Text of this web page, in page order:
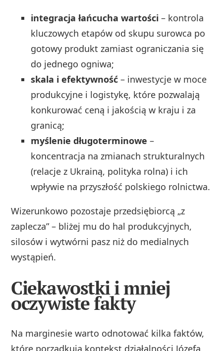
integracja łańcucha wartości – kontrola
kluczowych etapów od skupu surowca po
gotowy produkt zamiast ograniczania się
do jednego ogniwa;
skala i efektywność – inwestycje w moce
produkcyjne i logistykę, które pozwalają
konkurować ceną i jakością w kraju i za
granicą;
myślenie długoterminowe –
koncentracja na zmianach strukturalnych
(relacje z Ukrainą, polityka rolna) i ich
wpływie na przyszłość polskiego rolnictwa.
Wizerunkowo pozostaje przedsiębiorcą „z
zaplecza” – bliżej mu do hal produkcyjnych,
silosów i wytwórni pasz niż do medialnych
wystąpień.
Ciekawostki i mniej
oczywiste fakty
Na marginesie warto odnotować kilka faktów,